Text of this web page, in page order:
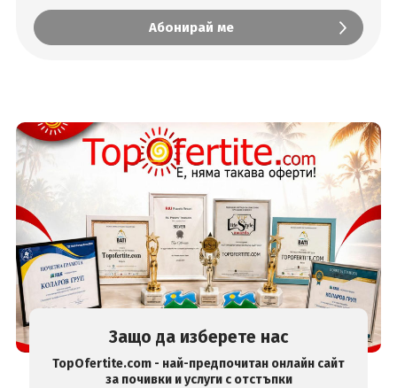
Защо да изберете нас
TopOfertite.com - най-предпочитан онлайн сайт
за почивки и услуги с отстъпки